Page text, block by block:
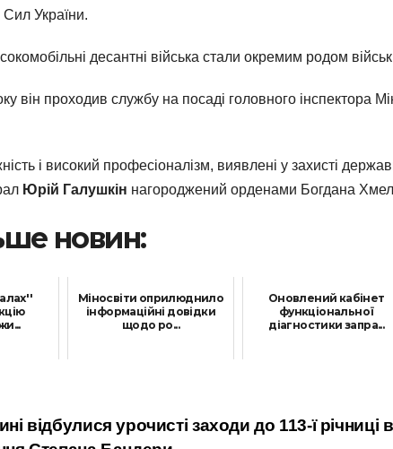
Сил України.
десантні війська стали окремим родом
він проходив службу на посаді головного інспектора
і високий професіоналізм, виявлені у захисті
Юрій Галушкін нагороджений орденами Богдана
новин:
Міносвіти оприлюднило
інформаційні довідки
щодо ро...
Оновлений кабінет
функціональної
діагностики запра...
відбулися урочисті заходи до 113-ї річниці